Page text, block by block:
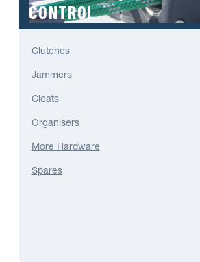
CONTROL
Clutches
Jammers
Cleats
Organisers
More Hardware
Spares